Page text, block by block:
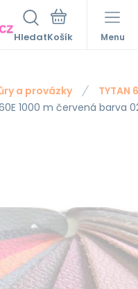
Hledat Menu
a provázky
TYTAN
1000 m červená barva